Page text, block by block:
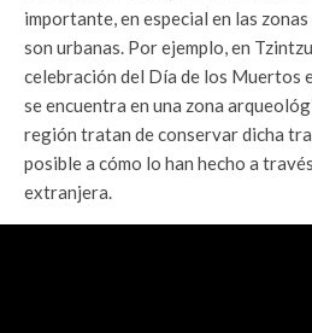
importante, en especial en las
son urbanas. Por ejemplo, en
celebración del Día de los Muertos
se encuentra en una zona
región tratan de conservar dicha
posible a cómo lo han hecho a
extranjera.